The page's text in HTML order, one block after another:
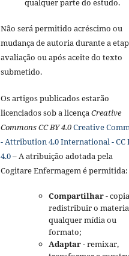
qualquer parte do estudo.
Não será permitido acréscimo ou
mudança de autoria durante a
avaliação ou após aceite do texto
submetido.
Os artigos publicados estarão
licenciados sob a licença Creative
Commons CC BY 4.0Creative
- Attribution 4.0 International - CC
4.0– A atribuição adotada pela
Cogitare Enfermagem é permitida:
Compartilhar-
redistribuir o
qualquer mídia ou
formato;
Adaptar- remixar,